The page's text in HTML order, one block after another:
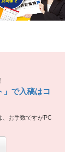
」で入稿はコ
、お手数ですがPC